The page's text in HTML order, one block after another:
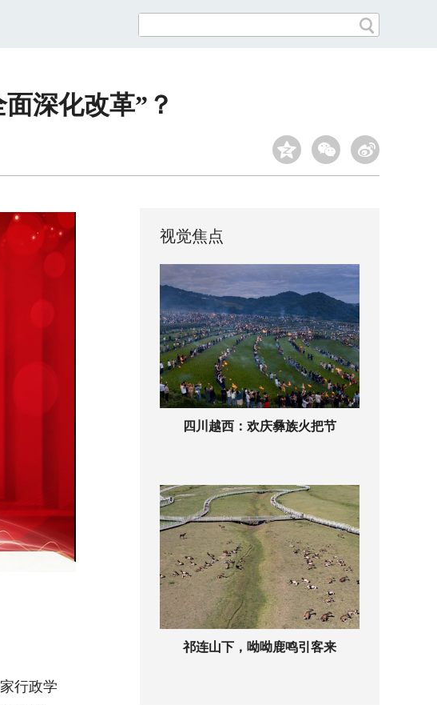
深化改革”？
行政学
视觉焦点
四川越西：欢庆彝族火把节
祁连山下，呦呦鹿鸣引客来